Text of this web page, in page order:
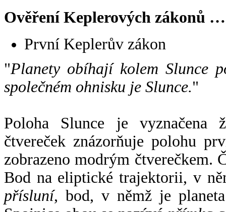
Ověření Keplerových zákonů …
První Keplerův zákon
"Planety obíhají kolem Slunce
společném ohnisku je Slunce."
Poloha Slunce je vyznačena
čtvereček znázorňuje polohu
zobrazeno modrým čtverečkem.
Bod na eliptické trajektorii, v
přísluní, bod, v němž je